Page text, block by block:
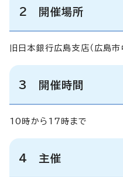
2 開催場所
旧日本銀行広島支店（広島
3 開催時間
10時から17時まで
4 主催